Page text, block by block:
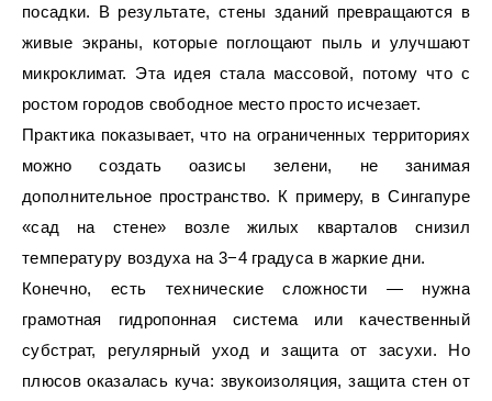
посадки. В результате, стены зданий превращаются в
живые экраны, которые поглощают пыль и улучшают
микроклимат. Эта идея стала массовой, потому что с
ростом городов свободное место просто исчезает.
Практика показывает, что на ограниченных территориях
можно создать оазисы зелени, не занимая
дополнительное пространство. К примеру, в Сингапуре
«сад на стене» возле жилых кварталов снизил
температуру воздуха на 3−4 градуса в жаркие дни.
Конечно, есть технические сложности — нужна
грамотная гидропонная система или качественный
субстрат, регулярный уход и защита от засухи. Но
плюсов оказалась куча: звукоизоляция, защита стен от